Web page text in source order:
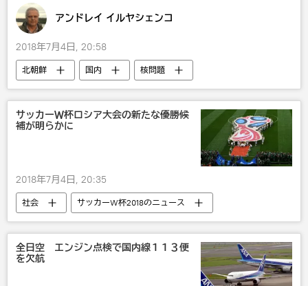
アンドレイ イルヤシェンコ
2018年7月4日, 20:58
北朝鮮 国内
核問題
戦争・紛争・対立・外交
ミサイル
日米関係
軍事
米朝関係
米国
サッカーＷ杯ロシア大会の新たな優勝候
補が明らかに
2018年7月4日, 20:35
社会
サッカーW杯2018のニュース
サッカーW杯2018
スポーツ
2018年のロシアW杯
サッカー
全日空 エンジン点検で国内線１１３便
を欠航